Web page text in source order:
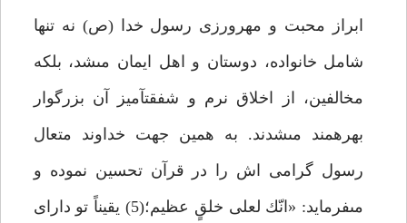
ابراز محبت و مهرورزى رسول خدا (ص) نه تنها
شامل خانواده، دوستان و اهل ايمان مى‏شد، بلكه
مخالفين، از اخلاق نرم و شفقت‏آميز آن بزرگوار
بهره‏مند مى‏شدند. به همين جهت خداوند متعال
رسول گرامى اش را در قرآن تحسين نموده و
مى‏فرمايد: «انّك لعلى خلقٍ عظيم؛(5) يقيناً تو داراى